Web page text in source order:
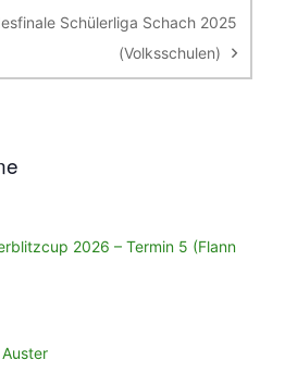
Schülerliga Schach 2025
(Volksschulen)
2026 – Termin 5 (Flann